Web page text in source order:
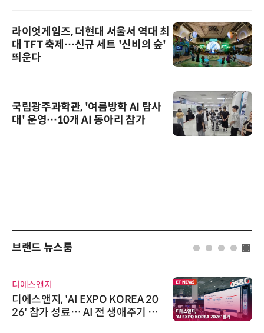
라이엇게임즈, 더현대 서울서 역대 최
대 TFT 축제…신규 세트 '신비의 숲'
띄운다
국립광주과학관, '여름방학 AI 탐사
대' 운영…10개 AI 동아리 참가
브랜드 뉴스룸
KOREA 20
생애주기 아
에이블스토어
시놀로지, SK네트웍
상 보안 카메라 국내
트너십 체결